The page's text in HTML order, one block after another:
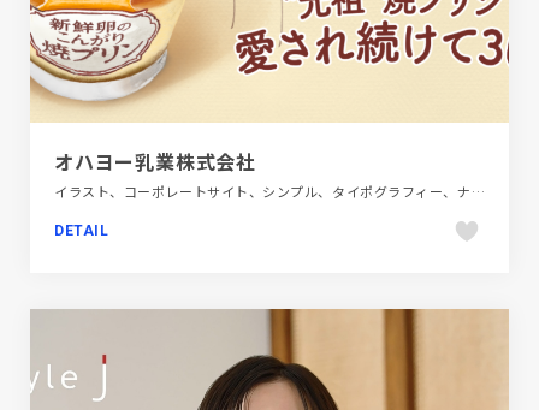
オハヨー乳業株式会社
イラスト、コーポレートサイト、シンプル、タイポグラフィー、ナチュラル、ホワイト系、大きめ写真、飲料・食品
DETAIL